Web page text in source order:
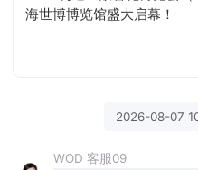
海世博博览馆盛大启幕！
2026-08-07
WOD 客服09